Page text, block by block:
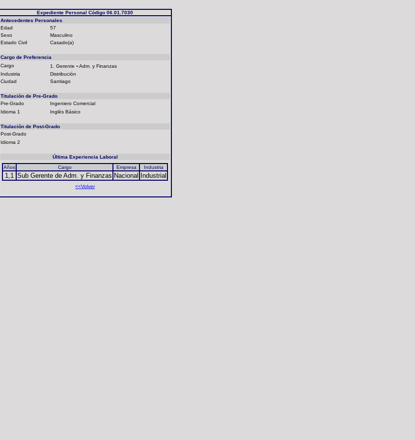
Expediente Personal Código 06.01.7030
Antecedentes Personales
Edad
57
Sexo
Masculino
Estado Civil
Casado(a)
Cargo de Preferencia
Cargo
1. Gerente -Adm. y Finanzas
Industria
Distribución
Ciudad
Santiago
Titulación de Pre-Grado
Pre-Grado
Ingeniero Comercial
Idioma 1
Inglés Básico
Titulación de Post-Grado
Post-Grado
Idioma 2
Última Experiencia Laboral
Años
Cargo Empresa Industria
1,1 Sub Gerente de Adm. y Finanzas Nacional Industrial
<<Volver